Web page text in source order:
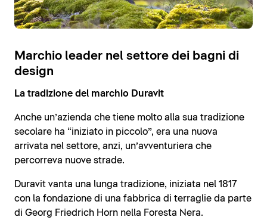
Marchio leader nel settore dei bagni di
design
La tradizione del marchio Duravit
Anche un’azienda che tiene molto alla sua tradizione
secolare ha “iniziato in piccolo”, era una nuova
arrivata nel settore, anzi, un’avventuriera che
percorreva nuove strade.
Duravit vanta una lunga tradizione, iniziata nel 1817
con la fondazione di una fabbrica di terraglie da parte
di Georg Friedrich Horn nella Foresta Nera.